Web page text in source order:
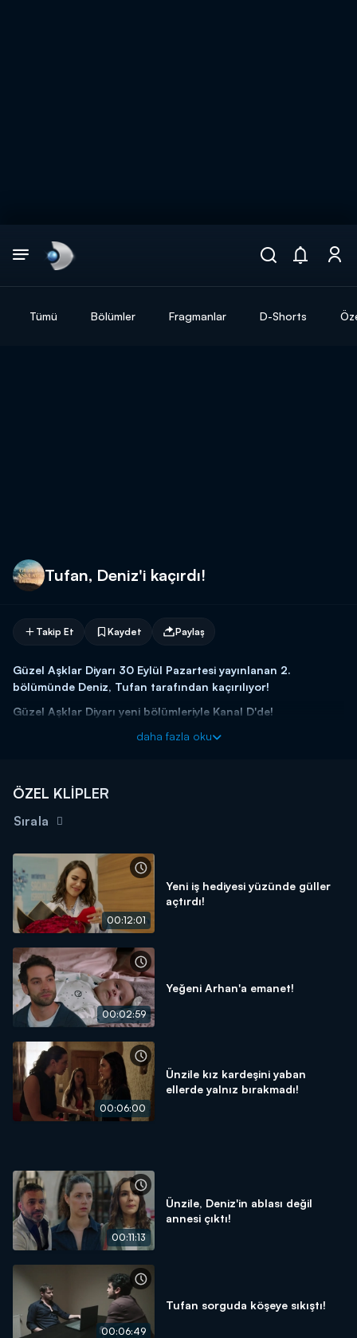
Tümü Bölümler Fragmanlar D-Shorts
Tufan, Deniz'i kaçırdı!
Takip Et Kaydet Paylaş
Güzel Aşklar Diyarı 30 Eylül Pazartesi yayınlanan 2.
bölümünde Deniz, Tufan tarafından kaçırılıyor!
Güzel Aşklar Diyarı yeni bölümleriyle Kanal D'de!
daha fazla oku
ÖZEL KLİPLER
Sırala
00:12:01
Yeni iş hediyesi yüzünde güller
açtırdı!
00:02:59
Yeğeni Arhan'a emanet!
00:06:00
Ünzile kız kardeşini yaban
ellerde yalnız bırakmadı!
00:11:13
Ünzile, Deniz'in ablası değil
annesi çıktı!
00:06:49
Tufan sorguda köşeye sıkıştı!